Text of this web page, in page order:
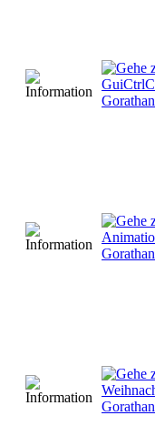
Gorathan
Gorathan
Gorathan